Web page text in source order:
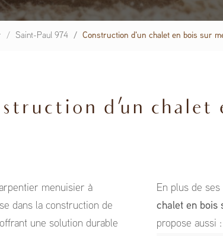
Saint-Paul 974 Construction d'un chalet en bois sur
d'un chalet
menuisier à
dans la construction de
une solution durable
En plus de
chalet en bois
propose aussi :